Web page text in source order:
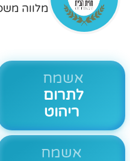
מלווה
אשמח
לתרום
ריהוט
אשמח